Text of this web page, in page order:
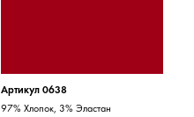
Артикул 0638
97% Хлопок, 3% Эластан